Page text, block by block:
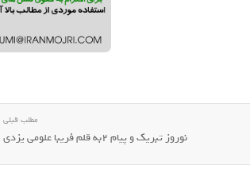
مطلب قبلی
نوروز تبریک و پیام 2به قلم فریبا علومی یزدی